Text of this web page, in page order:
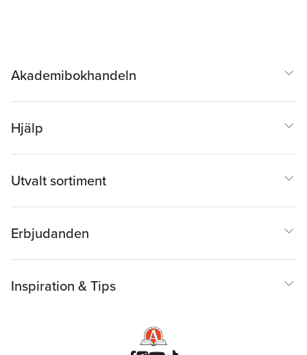
Akademibokhandeln
Hjälp
Utvalt sortiment
Erbjudanden
Inspiration & Tips